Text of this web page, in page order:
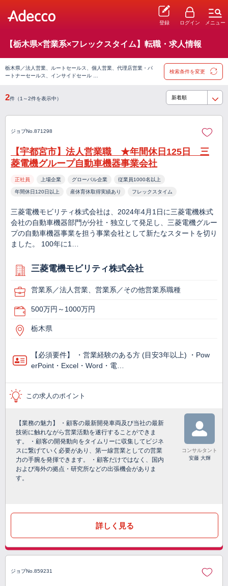
登録 ログイン メニュー
【栃木県×営業系×フレックスタイム】転職・求人情報
栃木県／法人営業、ルートセールス、個人営業、代理店営業・パ
ートナーセールス、インサイドセール …
検索条件を変更
2件（1～2件を表示中）
ジョブNo.871298
【宇都宮市】法人営業職 ★年間休日125日 三
菱電機グループ自動車機器事業会社
正社員 上場企業 グローバル企業 従業員1000名以上
年間休日120日以上 産休育休取得実績あり フレックスタイム
三菱電機モビリティ株式会社は、2024年4月1日に三菱電機株式
会社の自動車機器部門が分社・独立して発足し、三菱電機グルー
プの自動車機器事業を担う事業会社として新たなスタートを切り
ました。 100年に1…
三菱電機モビリティ株式会社
営業系／法人営業、営業系／その他営業系職種
500万円～1000万円
栃木県
【必須要件】 ・営業経験のある方 (目安3年以上) ・Pow
erPoint・Excel・Word・電…
この求人のポイント
【業務の魅力】 ・顧客の最新開発車両及び当社の最新
技術に触れながら営業活動を遂行することができま
す。 ・顧客の開発動向をタイムリーに収集してビジネ
スに繋げていく必要があり、第一線営業としての営業
力の手腕を発揮できます。 ・顧客だけではなく、国内
および海外の拠点・研究所などの出張機会がありま
す。
コンサルタント
安藤 大輝
詳しく見る
ジョブNo.859231